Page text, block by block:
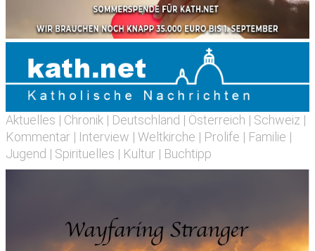
Aktuelles | Chronik | Deutschland | Österreich | Schweiz |
Kommentar | Interview | Weltkirche | Prolife | Familie |
Jugend | Spirituelles | Kultur | Buchtipp